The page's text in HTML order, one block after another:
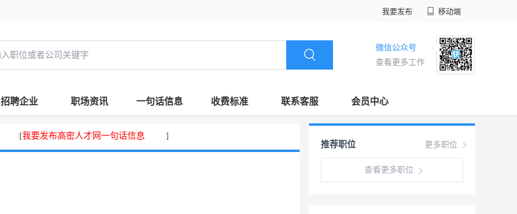
我要发布 移动端
微信公众号
查看更多工作
招聘企业 职场资讯 一句话信息 收费标准 联系客服 会员中心
[我要发布高密人才网一句话信息 ]
更多职位
推荐职位
查看更多职位